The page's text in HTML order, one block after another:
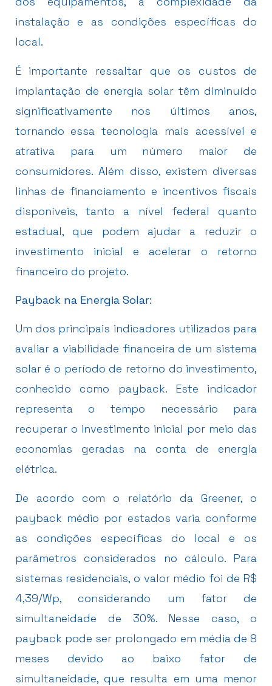
instalação e as condições específicas do
local.
É importante ressaltar que os custos de
implantação de energia solar têm diminuído
significativamente nos últimos anos,
tornando essa tecnologia mais acessível e
atrativa para um número maior de
consumidores. Além disso, existem diversas
linhas de financiamento e incentivos fiscais
disponíveis, tanto a nível federal quanto
estadual, que podem ajudar a reduzir o
investimento inicial e acelerar o retorno
financeiro do projeto.
Payback na Energia Solar:
Um dos principais indicadores utilizados para
avaliar a viabilidade financeira de um sistema
solar é o período de retorno do investimento,
conhecido como payback. Este indicador
representa o tempo necessário para
recuperar o investimento inicial por meio das
economias geradas na conta de energia
elétrica.
De acordo com o relatório da Greener, o
payback médio por estados varia conforme
as condições específicas do local e os
parâmetros considerados no cálculo. Para
sistemas residenciais, o valor médio foi de R$
4,39/Wp, considerando um fator de
simultaneidade de 30%. Nesse caso, o
payback pode ser prolongado em média de 8
meses devido ao baixo fator de
simultaneidade, que resulta em uma menor